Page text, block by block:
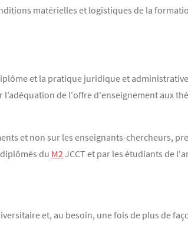
matérielles et logistiques de la
et la pratique juridique et
de l'offre d'enseignement aux
et non sur les enseignants-chercheurs,
du M2JCCT et par les étudiants de
et, au besoin, une fois de plus de